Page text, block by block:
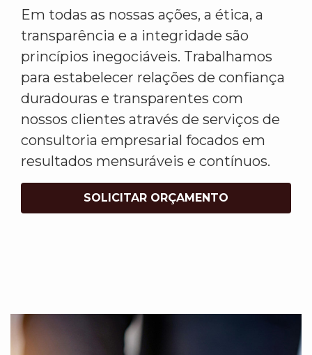
Em todas as nossas ações, a ética, a
transparência e a integridade são
princípios inegociáveis. Trabalhamos
para estabelecer relações de confiança
duradouras e transparentes com
nossos clientes através de serviços de
consultoria empresarial focados em
resultados mensuráveis e contínuos.
SOLICITAR ORÇAMENTO